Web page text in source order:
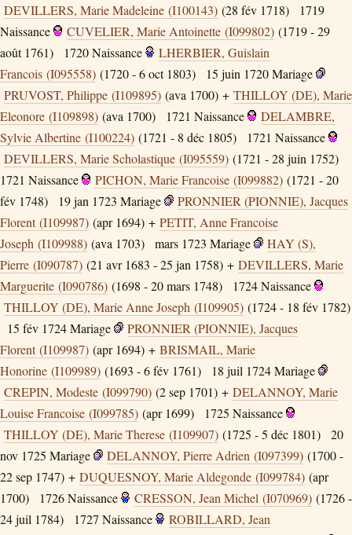
DEVILLERS, Marie Madeleine (I100143) (28 fév 1718)
1719
Naissance
CUVELIER, Marie Antoinette (I099802) (1719 - 29
août 1761)
1720Naissance
LHERBIER, Guislain
Francois (I095558) (1720 - 6 oct 1803) 15 juin 1720Mariage
PRUVOST, Philippe (I109895) (ava 1700) + THILLOY (DE), Marie
Eleonore (I109898) (ava 1700) 1721 Naissance
DELAMBRE,
Sylvie Albertine (I100224) (1721 - 8 déc 1805) 1721 Naissance
DEVILLERS, Marie Scholastique (I095559) (1721 - 28 juin 1752)
1721 Naissance PICHON, Marie Francoise (I099882) (1721 - 20
fév 1748)
19 jan 1723 Mariage
PRONNIER (PIONNIE), Jacques
Florent (I109987) (apr 1694) + PETIT, Anne Francoise
Joseph (I109988) (ava 1703) mars 1723 Mariage
HAY (S),
Pierre (I090787) (21 avr 1683 - 25 jan 1758) + DEVILLERS, Marie
Marguerite (I090786) (1698 - 20 mars 1748) 1724Naissance
THILLOY (DE), Marie Anne Joseph (I109905) (1724 - 18 fév 1782)
15 fév 1724Mariage
PRONNIER (PIONNIE), Jacques
Florent (I109987) (apr 1694) + BRISMAIL, Marie
Honorine (I109989) (1693 - 6 fév 1761) 18 juil 1724Mariage
CREPIN, Modeste (I099790) (2 sep 1701) + DELANNOY, Marie
Louise Francoise (I099785) (apr 1699) 1725 Naissance
THILLOY (DE), Marie Therese (I109907) (1725 - 5 déc 1801)
20
nov 1725 Mariage DELANNOY, Pierre Adrien (I097399) (1700 -
22 sep 1747) + DUQUESNOY, Marie Aldegonde (I099784) (apr
1700)
1726Naissance CRESSON, Jean Michel (I070969) (1726 -
24 juil 1784)
1727 Naissance
ROBILLARD, Jean